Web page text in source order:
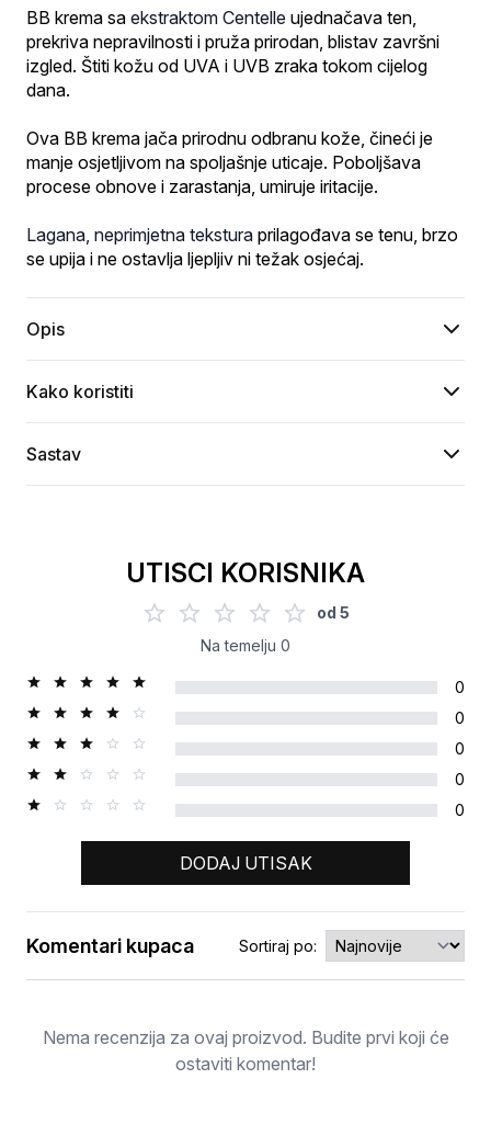
BB krema sa ekstraktom Centelle ujednačava ten,
prekriva nepravilnosti i pruža prirodan, blistav završni
izgled. Štiti kožu od UVA i UVB zraka tokom cijelog
dana.
Ova BB krema jača prirodnu odbranu kože, čineći je
manje osjetljivom na spoljašnje uticaje. Poboljšava
procese obnove i zarastanja, umiruje iritacije.
Lagana, neprimjetna tekstura prilagođava se tenu, brzo
se upija i ne ostavlja ljepljiv ni težak osjećaj.
Opis
Kako koristiti
Sastav
UTISCI KORISNIKA
od 5
Na temelju 0
0
0
0
0
0
DODAJ UTISAK
Ocjena
Komentari kupaca Sortiraj po:
Nema recenzija za ovaj proizvod. Budite prvi koji će
ostaviti komentar!